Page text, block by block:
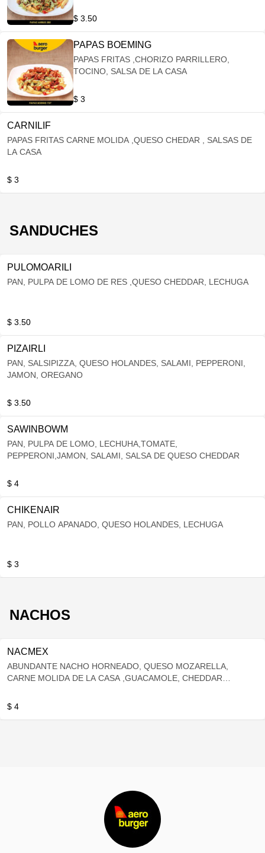
$ 3.50
PAPAS BOEMING
PAPAS FRITAS ,CHORIZO PARRILLERO,
TOCINO, SALSA DE LA CASA
$ 3
CARNILIF
PAPAS FRITAS CARNE MOLIDA ,QUESO CHEDAR , SALSAS DE
LA CASA
$ 3
SANDUCHES
PULOMOARILI
PAN, PULPA DE LOMO DE RES ,QUESO CHEDDAR, LECHUGA
$ 3.50
PIZAIRLI
PAN, SALSIPIZZA, QUESO HOLANDES, SALAMI, PEPPERONI,
JAMON, OREGANO
$ 3.50
SAWINBOWM
PAN, PULPA DE LOMO, LECHUHA,TOMATE,
PEPPERONI,JAMON, SALAMI, SALSA DE QUESO CHEDDAR
$ 4
CHIKENAIR
PAN, POLLO APANADO, QUESO HOLANDES, LECHUGA
$ 3
NACHOS
NACMEX
ABUNDANTE NACHO HORNEADO, QUESO MOZARELLA,
CARNE MOLIDA DE LA CASA ,GUACAMOLE, CHEDDAR
$ 4